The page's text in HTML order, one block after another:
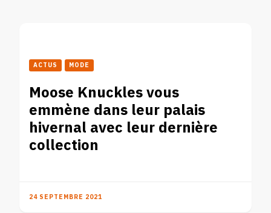
ACTUS MODE
Moose Knuckles vous
emmène dans leur palais
hivernal avec leur dernière
collection
24 SEPTEMBRE 2021